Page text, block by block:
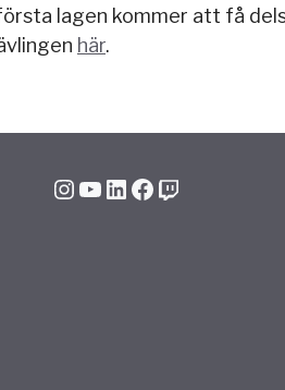
lagen kommer att få
här.
InstagramYouTube LinkedIn Facebook Twitch